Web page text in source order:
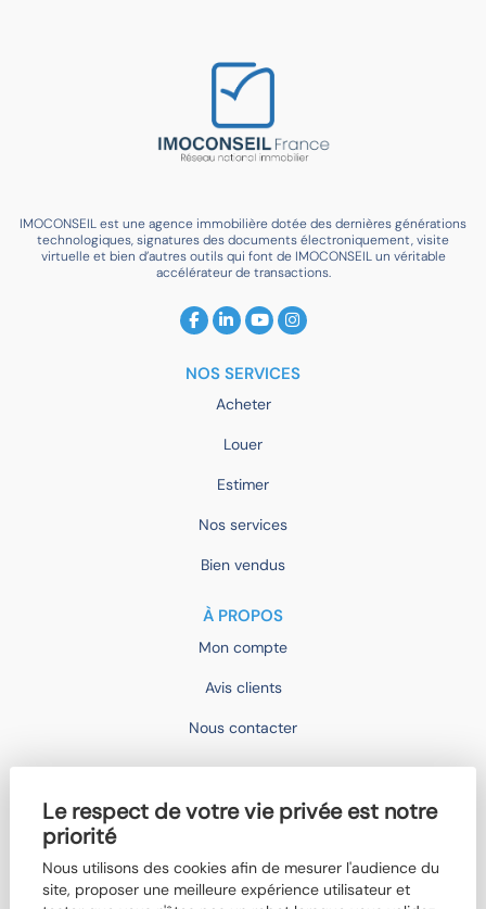
Le respect de votre vie privée est notre
priorité
Nous utilisons des cookies afin de mesurer l'audience du
site, proposer une meilleure expérience utilisateur et
IMOCONSEIL est une agence immobilière dotée des dernières générations
technologiques, signatures des documents électroniquement, visite
virtuelle et bien d’autres outils qui font de IMOCONSEIL un véritable
accélérateur de transactions.
NOS SERVICES
Acheter
Louer
Estimer
Nos services
Bien vendus
À PROPOS
Mon compte
Avis clients
Nous contacter
Devenir mandataire
Qui sommes-nous ?